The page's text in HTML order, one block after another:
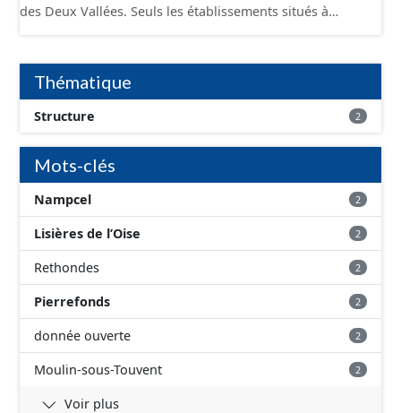
des Deux Vallées. Seuls les établissements situés à
conformément aux prescriptions du standard CNIG Sites
Économiques. Ce lot ne contient pas la référence aux
terrains à vocation économique à ce jour. Il est filtré au-
delà des prescriptions du CNIG se limitant aux SCI.
Thématique
Structure 2
Mots-clés
Nampcel 2
Lisières de l’Oise 2
Rethondes 2
Pierrefonds 2
donnée ouverte 2
Moulin-sous-Touvent 2
Voir plus